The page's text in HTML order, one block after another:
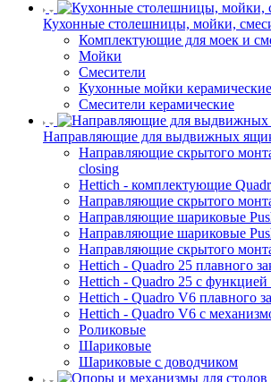
Кухонные столешницы, мойки,
Комплектующие для моек и
Мойки
Смесители
Кухонные мойки керамические
Смесители керамические
Направляющие для выдвижных
Направляющие скрытого
closing
Hettich - комплектующие
Направляющие скрытого
Направляющие шариковые
Направляющие шариковые
Направляющие скрытого
Hettich - Quadro 25 плавного
Hettich - Quadro 25 с функцией
Hettich - Quadro V6 плавного
Hettich - Quadro V6 с
Роликовые
Шариковые
Шариковые с доводчиком